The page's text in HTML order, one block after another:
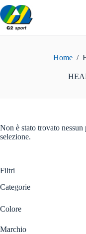
Salta
al
contenuto
Home /
Non è stato trovato
selezione.
Filtri
Categorie
Colore
Marchio